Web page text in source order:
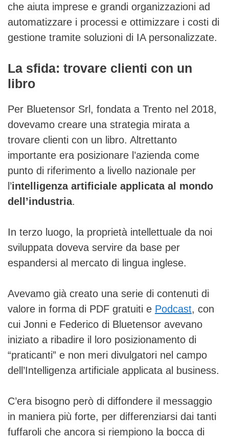
che aiuta imprese e grandi organizzazioni ad
automatizzare i processi e ottimizzare i costi di
gestione tramite soluzioni di IA personalizzate.
La sfida: trovare clienti con un
libro
Per Bluetensor Srl, fondata a Trento nel 2018,
dovevamo creare una strategia mirata a
trovare clienti con un libro. Altrettanto
importante era posizionare l’azienda come
punto di riferimento a livello nazionale per
l’intelligenza artificiale applicata al mondo
dell’industria.
In terzo luogo, la proprietà intellettuale da noi
sviluppata doveva servire da base per
espandersi al mercato di lingua inglese.
Avevamo già creato una serie di contenuti di
valore in forma di PDF gratuiti e Podcast, con
cui Jonni e Federico di Bluetensor avevano
iniziato a ribadire il loro posizionamento di
“praticanti” e non meri divulgatori nel campo
dell’Intelligenza artificiale applicata al business.
C’era bisogno però di diffondere il messaggio
in maniera più forte, per differenziarsi dai tanti
fuffaroli che ancora si riempiono la bocca di